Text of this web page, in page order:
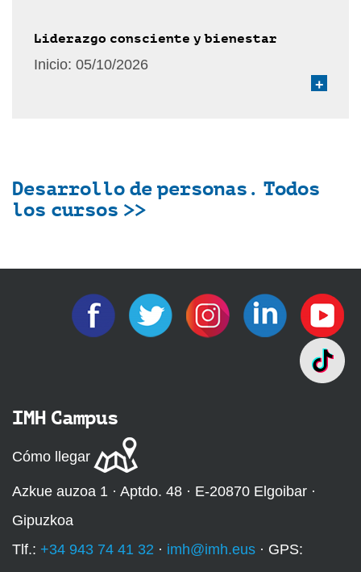
Liderazgo consciente y bienestar
Inicio: 05/10/2026
+
Desarrollo de personas. Todos
los cursos >>
IMH Campus
Cómo llegar
Azkue auzoa 1 · Aptdo. 48 · E-20870 Elgoibar ·
Gipuzkoa
Tlf.: +34 943 74 41 32 · imh@imh.eus · GPS: